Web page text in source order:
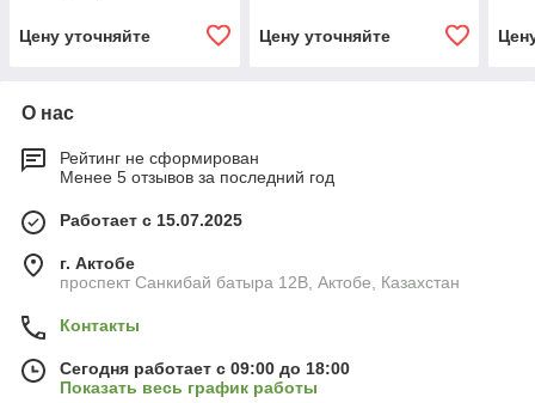
Цену уточняйте Цену уточняйте
О нас
Рейтинг не сформирован
Менее 5 отзывов за последний год
Работает с 15.07.2025
г. Актобе
проспект Санкибай батыра 12В, Актобе, Казахстан
Контакты
Сегодня работает с 09:00 до 18:00
Показать весь график работы